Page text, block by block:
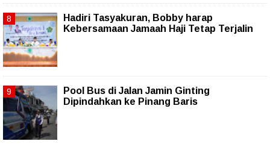
Hadiri Tasyakuran, Bobby harap
Kebersamaan Jamaah Haji Tetap Terjalin
Pool Bus di Jalan Jamin Ginting
Dipindahkan ke Pinang Baris